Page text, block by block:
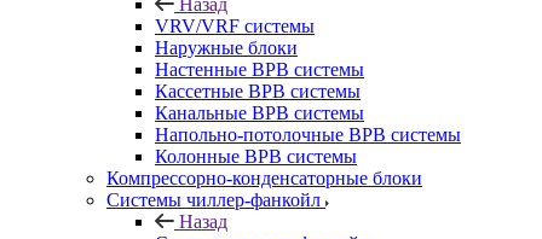
Назад
VRV/VRF системы
Наружные блоки
Настенные ВРВ системы
Кассетные ВРВ системы
Канальные ВРВ системы
Напольно-потолочные ВРВ системы
Колонные ВРВ системы
Компрессорно-конденсаторные блоки
Системы чиллер-фанкойл
Назад